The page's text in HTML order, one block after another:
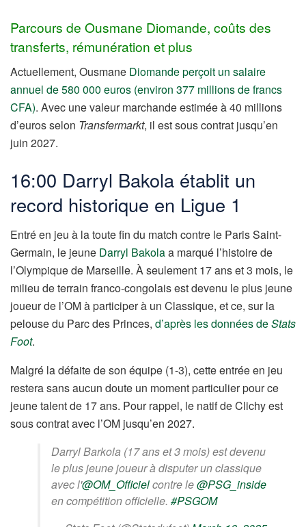
Parcours de Ousmane Diomande, coûts des
transferts, rémunération et plus
Actuellement, Ousmane Diomande perçoit un salaire
annuel de 580 000 euros (environ 377 millions de francs
CFA). Avec une valeur marchande estimée à 40 millions
d’euros selon Transfermarkt, il est sous contrat jusqu’en
juin 2027.
16:00 Darryl Bakola établit un
record historique en Ligue 1
Entré en jeu à la toute fin du match contre le Paris Saint-
Germain, le jeune Darryl Bakolaa marqué l’histoire de
l’Olympique de Marseille. À seulement 17 ans et 3 mois, le
milieu de terrain franco-congolais est devenu le plus jeune
joueur de l’OM à participer à un Classique, et ce, sur la
pelouse du Parc des Princes, d’après les données deStats
Foot.
Malgré la défaite de son équipe (1-3), cette entrée en jeu
restera sans aucun doute un moment particulier pour ce
jeune talent de 17 ans. Pour rappel, le natif de Clichy est
sous contrat avec l’OM jusqu’en 2027.
Darryl Barkola (17 ans et 3 mois) est devenu
le plus jeune joueur à disputer un classique
avec l'@OM_Officielcontre le@PSG_inside
en compétition officielle. #PSGOM